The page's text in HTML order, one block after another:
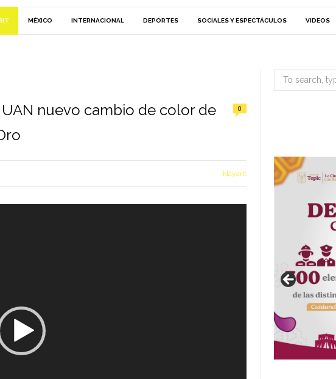
MÉXICO INTERNACIONAL DEPORTES SOCIALES Y ESPECTÁCULOS VIDEOS
nuevo cambio de color de
0
Nayarit
Search
for: